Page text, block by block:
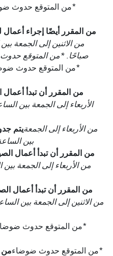
*من المتوقع حدوث
من المقرر أيضًا إجراء أعمال
صباحًا. *من المتوقع
*من المتوقع حدوث
من المقرر أن تبدأ أعمال
يتممن الأربعاء إلى الجمعة
بين الساعة 8:00 مساءً و 7:00
من المقرر أن تبدأ أعمال
من المقرر أن تبدأ أعمال
*من المتوقع حدوث
من*من المتوقع حدوث ضوضاء